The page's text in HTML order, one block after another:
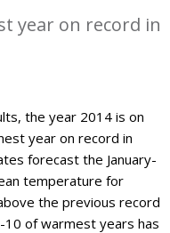
year on record in
the year 2014 is on
year on record in
forecast the January-
temperature for
the previous record
of warmest years has